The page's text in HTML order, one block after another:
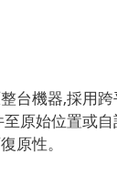
台機器,採用
原始位置或
原性。